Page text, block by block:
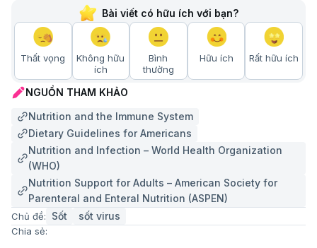
Bài viết có hữu ích với bạn?
Thất vọng
Không hữu
ích
Bình
thường
Hữu ích Rất hữu ích
NGUỒN THAM KHẢO
Nutrition and the Immune System
Dietary Guidelines for Americans
Nutrition and Infection – World Health Organization
(WHO)
Nutrition Support for Adults – American Society for
Parenteral and Enteral Nutrition (ASPEN)
Chủ đề: Sốt sốt virus
Chia sẻ: